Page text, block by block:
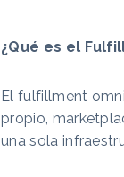
¿Qué es el
El fulfillment
propio,
una sola